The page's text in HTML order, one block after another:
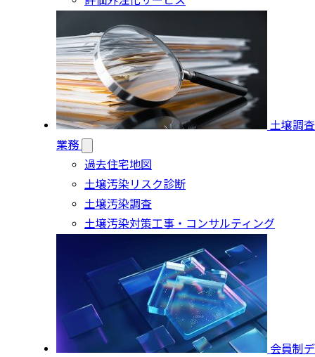
土壌調査
業務
過去住宅地図
土壌汚染リスク診断
土壌汚染調査
土壌汚染対策工事・コンサルティング
会員制デ